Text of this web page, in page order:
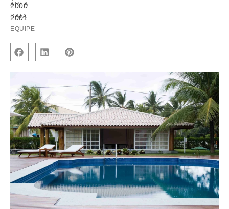
ÁREA
2000
DATA
2001
EQUIPE